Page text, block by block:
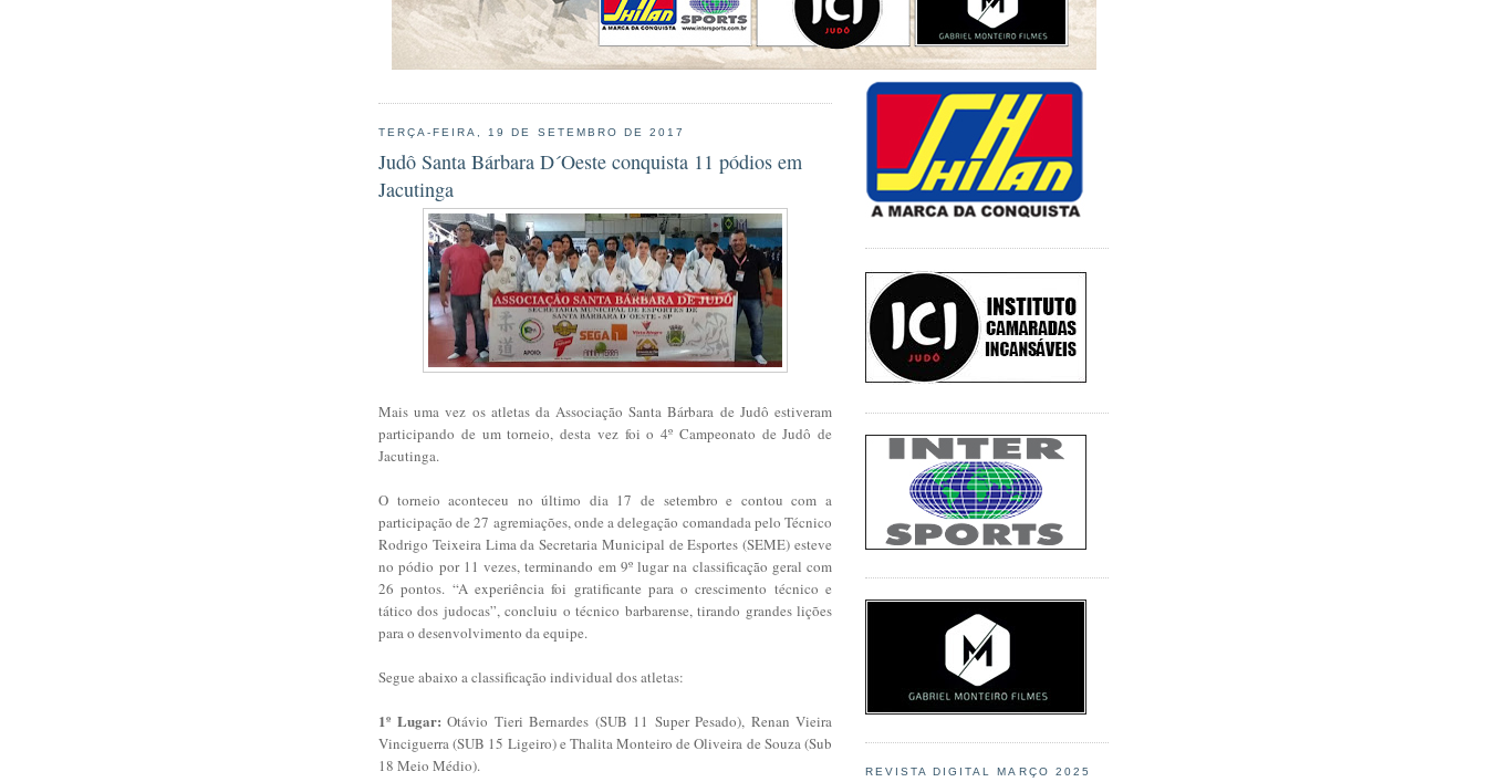
TERÇA-FEIRA, 19 DE SETEMBRO DE 2017
Judô Santa Bárbara D´Oeste conquista 11 pódios em
Jacutinga
Mais uma vez os atletas da Associação Santa Bárbara de Judô estiveram
participando de um torneio, desta vez foi o 4º Campeonato de Judô de
Jacutinga.
O torneio aconteceu no último dia 17 de setembro e contou com a
participação de 27 agremiações, onde a delegação comandada pelo Técnico
Rodrigo Teixeira Lima da Secretaria Municipal de Esportes (SEME) esteve
no pódio por 11 vezes, terminando em 9º lugar na classificação geral com
26 pontos. “A experiência foi gratificante para o crescimento técnico e
tático dos judocas”, concluiu o técnico barbarense, tirando grandes lições
para o desenvolvimento da equipe.
Segue abaixo a classificação individual dos atletas:
1º Lugar: Otávio Tieri Bernardes (SUB 11 Super Pesado), Renan Vieira
Vinciguerra (SUB 15 Ligeiro) e Thalita Monteiro de Oliveira de Souza (Sub
18 Meio Médio).
REVISTA DIGITAL MARÇO 2025